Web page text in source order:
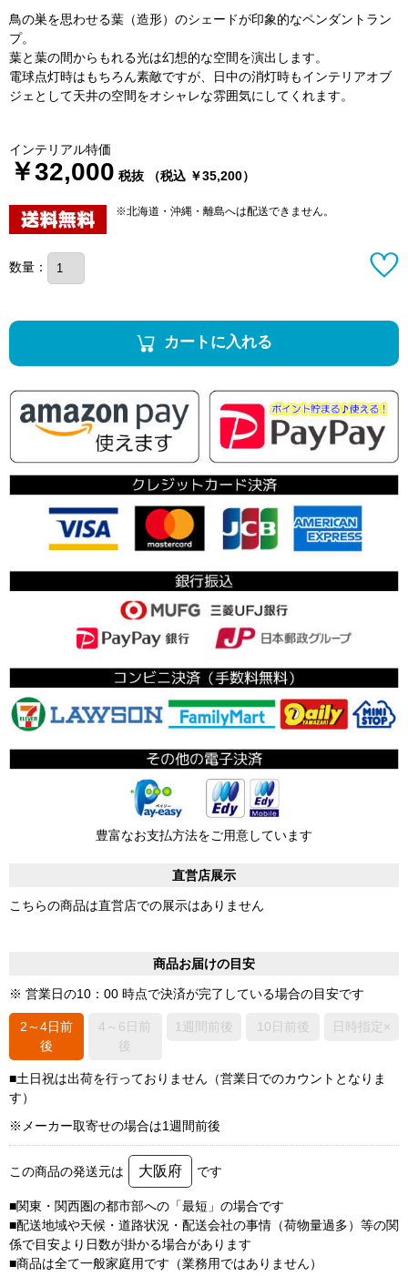
鳥の巣を思わせる葉（造形）のシェードが印象的なペンダントラン
プ。
葉と葉の間からもれる光は幻想的な空間を演出します。
電球点灯時はもちろん素敵ですが、日中の消灯時もインテリアオブ
ジェとして天井の空間をオシャレな雰囲気にしてくれます。
インテリアル特価
￥32,000 税抜 （税込 ￥35,200）
※北海道・沖縄・離島へは配送できません。
数量：
カートに入れる
豊富なお支払方法をご用意しています
直営店展示
こちらの商品は直営店での展示はありません
商品お届けの目安
※ 営業日の10：00 時点で決済が完了している場合の目安です
2～4日前
後
4～6日前
後
1週間前後 10日前後 日時指定×
■土日祝は出荷を行っておりません（営業日でのカウントとなりま
す）
※メーカー取寄せの場合は1週間前後
この商品の発送元は 大阪府 です
■関東・関西圏の都市部への「最短」の場合です
■配送地域や天候・道路状況・配送会社の事情（荷物量過多）等の関
係で目安より日数が掛かる場合があります
■商品は全て一般家庭用です（業務用ではありません）